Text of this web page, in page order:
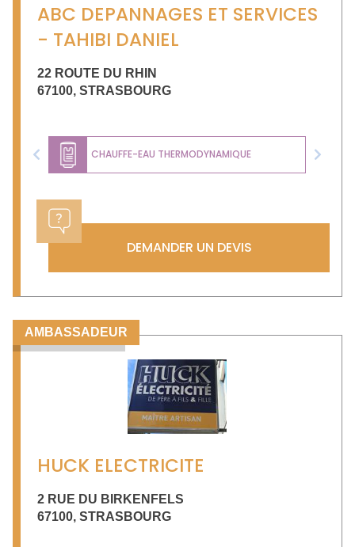
ABC DEPANNAGES ET SERVICES
- TAHIBI DANIEL
22 ROUTE DU RHIN
67100, STRASBOURG
CHAUFFE-EAU THERMODYNAMIQUE
Previous Next
DEMANDER UN DEVIS
AMBASSADEUR
HUCK ELECTRICITE
2 RUE DU BIRKENFELS
67100, STRASBOURG